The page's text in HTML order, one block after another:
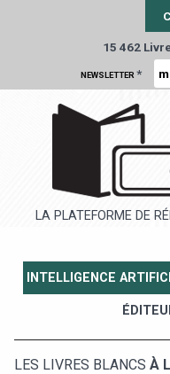
15 462
NEWSLETTER *
LA PLATEFORME DE
INTELLIGENCE
LES LIVRES BLANCS À